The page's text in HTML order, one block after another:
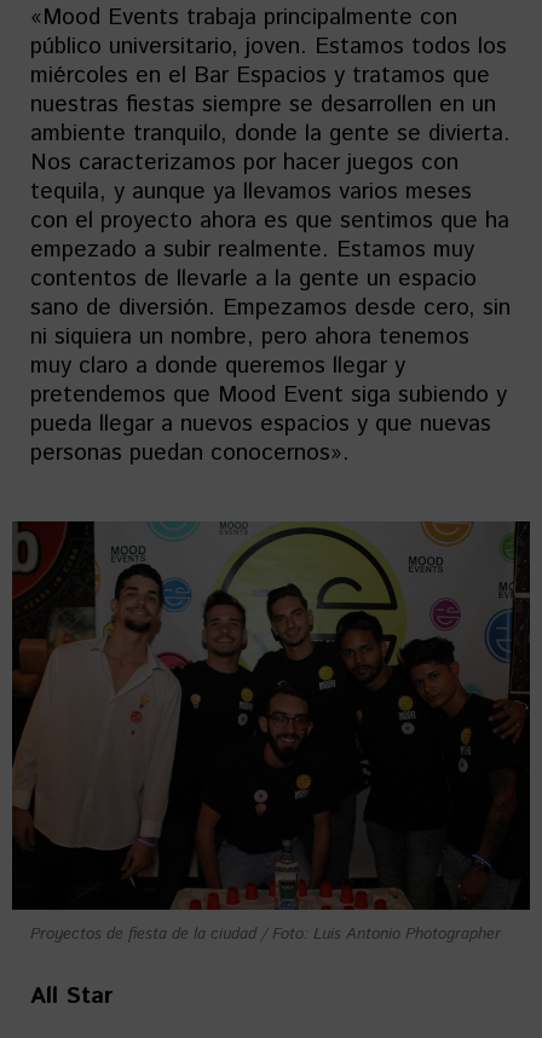
«Mood Events trabaja principalmente con
público universitario, joven. Estamos todos los
miércoles en el Bar Espacios y tratamos que
nuestras fiestas siempre se desarrollen en un
ambiente tranquilo, donde la gente se divierta.
Nos caracterizamos por hacer juegos con
tequila, y aunque ya llevamos varios meses
con el proyecto ahora es que sentimos que ha
empezado a subir realmente. Estamos muy
contentos de llevarle a la gente un espacio
sano de diversión. Empezamos desde cero, sin
ni siquiera un nombre, pero ahora tenemos
muy claro a donde queremos llegar y
pretendemos que Mood Event siga subiendo y
pueda llegar a nuevos espacios y que nuevas
personas puedan conocernos».
Proyectos de fiesta de la ciudad / Foto: Luis Antonio Photographer
All Star